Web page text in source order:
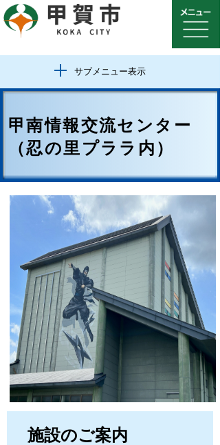
サブメニュー表示
甲南情報交流センター
（忍の里プララ内）
施設のご案内